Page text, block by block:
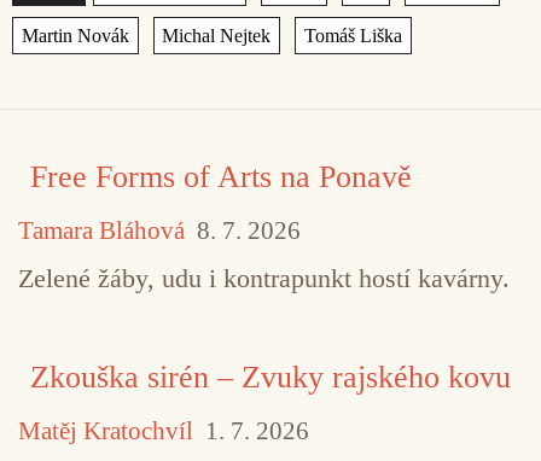
Free Forms of Arts na Ponavě
Tamara Bláhová 8. 7. 2026
Zelené žáby, udu i kontrapunkt hostí kavárny.
Zkouška sirén – Zvuky rajského kovu
Matěj Kratochvíl 1. 7. 2026